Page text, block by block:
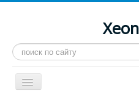
Искать...
Toggle
Navigation